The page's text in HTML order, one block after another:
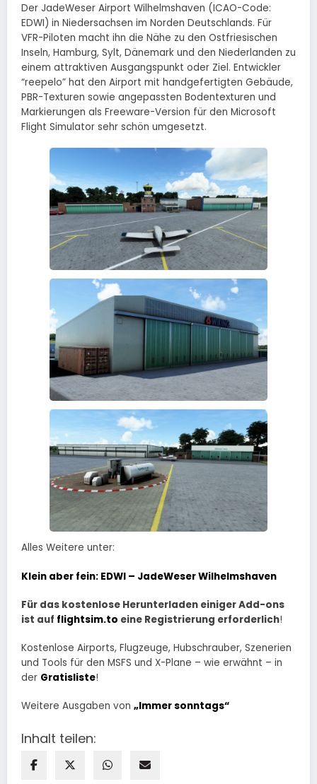
Der JadeWeser Airport Wilhelmshaven (ICAO-Code:
EDWI) in Niedersachsen im Norden Deutschlands. Für
VFR-Piloten macht ihn die Nähe zu den Ostfriesischen
Inseln, Hamburg, Sylt, Dänemark und den Niederlanden zu
einem attraktiven Ausgangspunkt oder Ziel. Entwickler
“reepelo” hat den Airport mit handgefertigten Gebäude,
PBR-Texturen sowie angepassten Bodentexturen und
Markierungen als Freeware-Version für den Microsoft
Flight Simulator sehr schön umgesetzt.
Alles Weitere unter:
Klein aber fein: EDWI – JadeWeser Wilhelmshaven
Für das kostenlose Herunterladen einiger Add-ons
ist auf flightsim.to eine Registrierung erforderlich!
Kostenlose Airports, Flugzeuge, Hubschrauber, Szenerien
und Tools für den MSFS und X-Plane – wie erwähnt – in
der Gratisliste!
Weitere Ausgaben von „Immer sonntags“
Inhalt teilen: